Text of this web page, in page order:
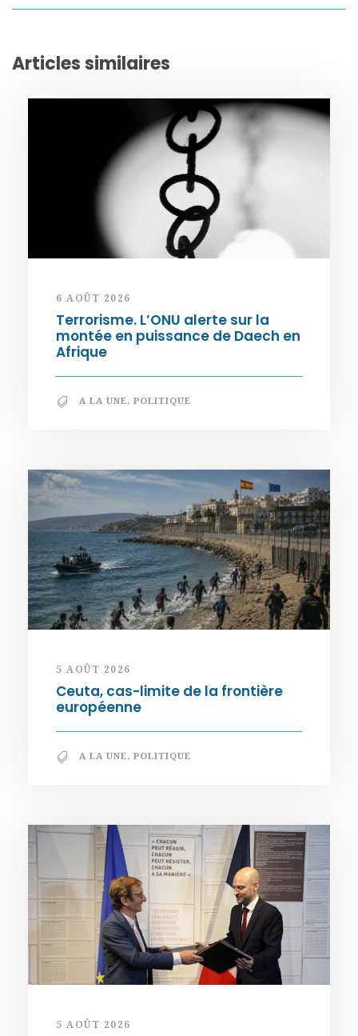
Articles similaires
6 AOÛT 2026
Terrorisme. L’ONU alerte sur la
montée en puissance de Daech en
Afrique
A LA UNE, POLITIQUE
5 AOÛT 2026
Ceuta, cas-limite de la frontière
européenne
A LA UNE, POLITIQUE
5 AOÛT 2026